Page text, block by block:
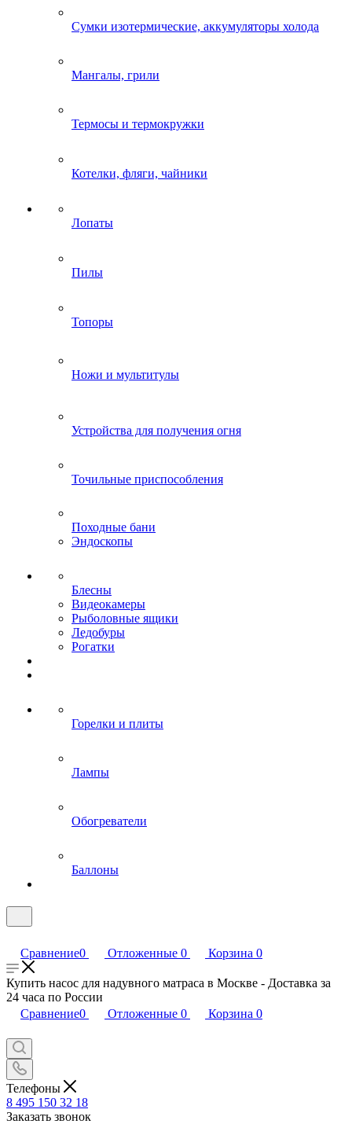
Сумки изотермические, аккумуляторы холода
Мангалы, грили
Термосы и термокружки
Котелки, фляги, чайники
Лопаты
Пилы
Топоры
Ножи и мультитулы
Устройства для получения огня
Точильные приспособления
Походные бани
Эндоскопы
Блесны
Видеокамеры
Рыболовные ящики
Ледобуры
Рогатки
Горелки и плиты
Лампы
Обогреватели
Баллоны
Сравнение0 Отложенные 0 Корзина 0
Купить насос для надувного матраса в Москве - Доставка за
24 часа по России
Сравнение0 Отложенные 0 Корзина 0
Телефоны
8 495 150 32 18
Заказать звонок